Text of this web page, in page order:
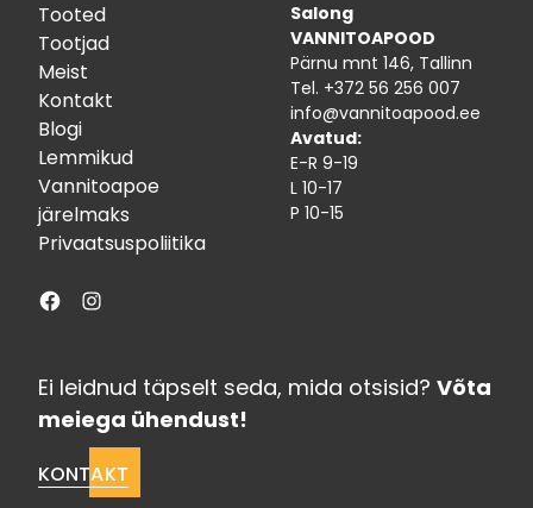
Tooted
Tootjad
Meist
Kontakt
Blogi
Lemmikud
Vannitoapoe
järelmaks
Privaatsuspoliitika
Facebook
Salong
VANNITOAPOOD
Pärnu mnt 146, Tallinn
Tel. +372 56 256 007
info@vannitoapood.ee
Avatud:
E-R 9-19
L 10-17
P 10-15
Ei leidnud täpselt seda, mida otsisid? Võta
meiega ühendust!
KONTAKT